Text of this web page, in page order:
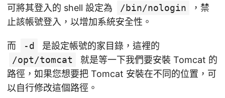
可將其登入的 shell 設定為 /bin/nologin
，禁
止該帳號登入，以增加系統安全性。
而 -d
是設定帳號的家目錄，這裡的
/opt/tomcat
就是等一下我們要安裝 Tomcat 的
路徑，如果您想要把 Tomcat 安裝在不同的位置，可
以自行修改這個路徑。